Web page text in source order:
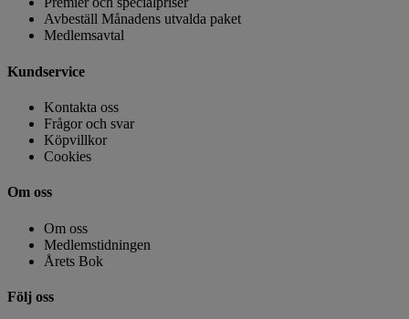
Avbeställ Månadens utvalda paket
Medlemsavtal
Kundservice
Kontakta oss
Frågor och svar
Köpvillkor
Cookies
Om oss
Om oss
Medlemstidningen
Årets Bok
Följ oss